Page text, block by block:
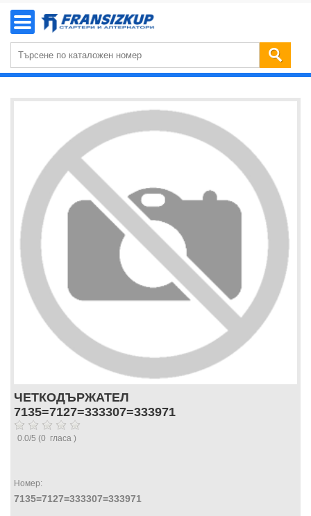
ЧЕТКОДЪРЖАТЕЛ
7135=7127=333307=333971
0.0/5 (0 гласа )
Номер:
7135=7127=333307=333971